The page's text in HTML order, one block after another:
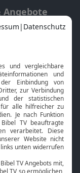
Angebote
App
TV
Online-Bibel
Gottesdienst